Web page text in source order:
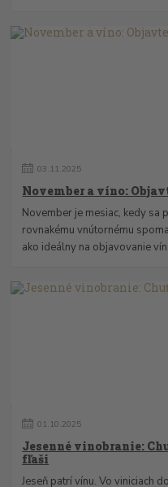
03. 11.2025
November a víno:
November je mesiac, kedy sa
rovnakému vnútornému
ako ideálny na objavovanie
01. 10.2025
Jesenné vinobranie:
fľaši
Jeseň patrí vínu. Vo viniciach